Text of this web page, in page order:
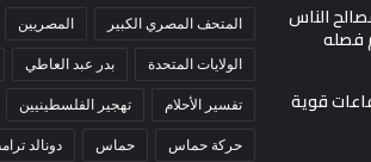
الناس
فصله
بعد ارتفاعات قوية
المتحف المصري الكبير المصريين
الولايات المتحدة بدر عبد العاطي
تفسير الأحلام تهجير الفلسطينيين
حركة حماس حماس دونالد